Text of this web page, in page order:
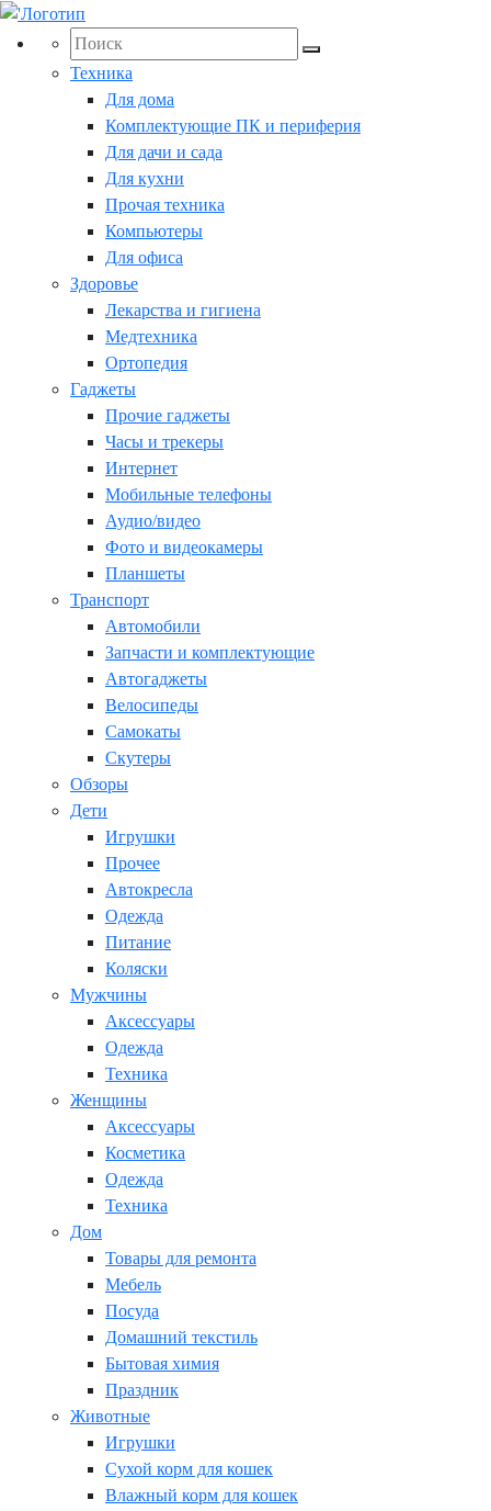
Техника
Для дома
Комплектующие ПК и периферия
Для дачи и сада
Для кухни
Прочая техника
Компьютеры
Для офиса
Здоровье
Лекарства и гигиена
Медтехника
Ортопедия
Гаджеты
Прочие гаджеты
Часы и трекеры
Интернет
Мобильные телефоны
Аудио/видео
Фото и видеокамеры
Планшеты
Транспорт
Автомобили
Запчасти и комплектующие
Автогаджеты
Велосипеды
Самокаты
Скутеры
Обзоры
Дети
Игрушки
Прочее
Автокресла
Одежда
Питание
Коляски
Мужчины
Аксессуары
Одежда
Техника
Женщины
Аксессуары
Косметика
Одежда
Техника
Дом
Товары для ремонта
Мебель
Посуда
Домашний текстиль
Бытовая химия
Праздник
Животные
Игрушки
Сухой корм для кошек
Влажный корм для кошек